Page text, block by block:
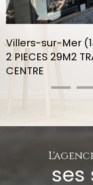
Villers-sur-
TERRAIN À
ses